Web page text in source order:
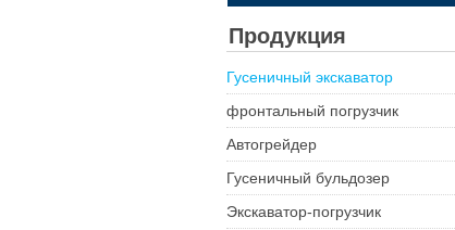
Продукция
Гусеничный экскаватор
фронтальный погрузчик
Автогрейдер
Гусеничный бульдозер
Экскаватор-погрузчик